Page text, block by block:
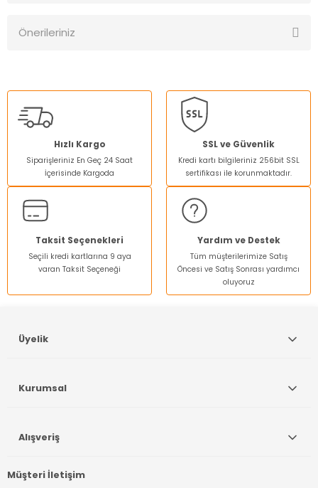
Önerileriniz
kullanarak tarafımıza iletebilirsiniz.
Görüş ve önerileriniz için teşekkür ederiz.
Ürün resmi kalitesiz, bozuk veya görüntülenemiyor.
Ürün açıklamasında eksik bilgiler bulunuyor.
Ürün bilgilerinde hatalar bulunuyor.
Ürün fiyatı diğer sitelerden daha pahalı.
Bu ürüne benzer farklı alternatifler olmalı.
Hızlı Kargo
Siparişleriniz En Geç 24 Saat
İçerisinde Kargoda
SSL ve Güvenlik
Kredi kartı bilgileriniz 256bit SSL
sertifikası ile korunmaktadır.
Taksit Seçenekleri
Seçili kredi kartlarına 9 aya
varan Taksit Seçeneği
Yardım ve Destek
Tüm müşterilerimize Satış
Öncesi ve Satış Sonrası yardımcı
oluyoruz
Müşteri İletişim
Üyelik
Kurumsal
Alışveriş